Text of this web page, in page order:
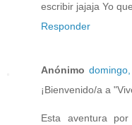
escribir jajaja Yo
Responder
Anónimo
¡Bienvenido/a a
Esta aventura